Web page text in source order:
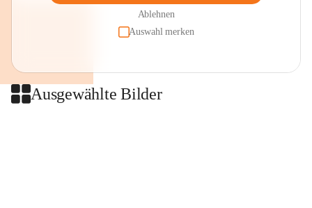
Ablehnen
Auswahl merken
Ausgewählte Bilder